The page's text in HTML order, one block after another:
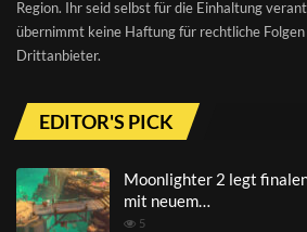
Region. Ihr seid selbst für die Einhaltung
übernimmt keine Haftung für rechtliche
Drittanbieter.
EDITOR'S PICK
Moonlighter 2 legt
mit neuem…
5